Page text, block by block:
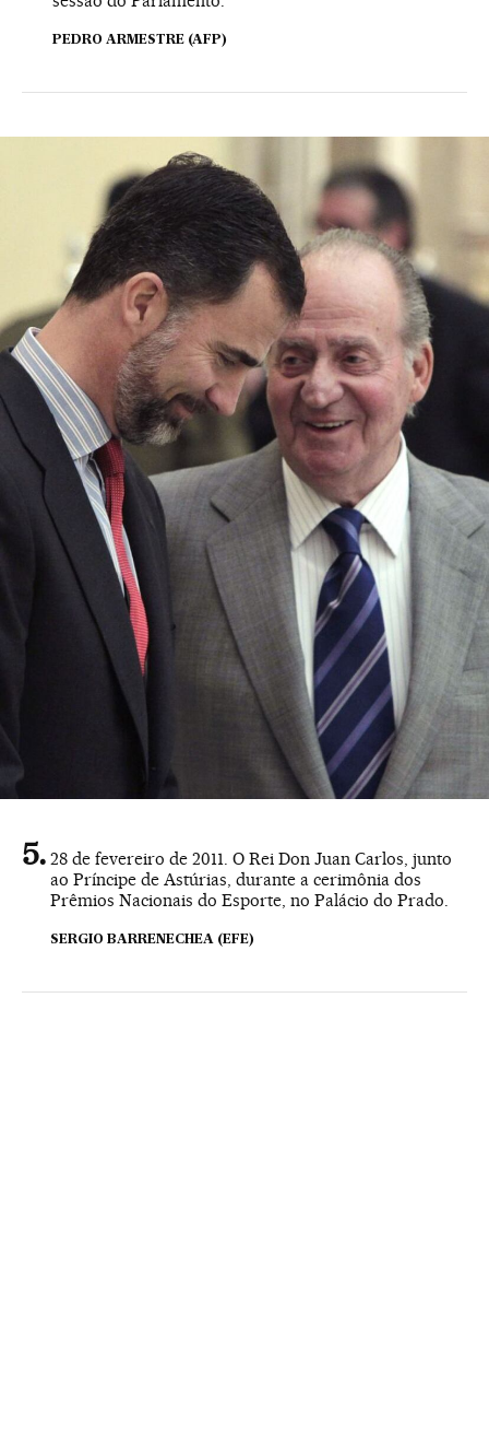
PEDRO ARMESTRE (AFP)
28 de fevereiro de 2011. O Rei Don Juan Carlos, junto
ao Príncipe de Astúrias, durante a cerimônia dos
Prêmios Nacionais do Esporte, no Palácio do Prado.
SERGIO BARRENECHEA (EFE)